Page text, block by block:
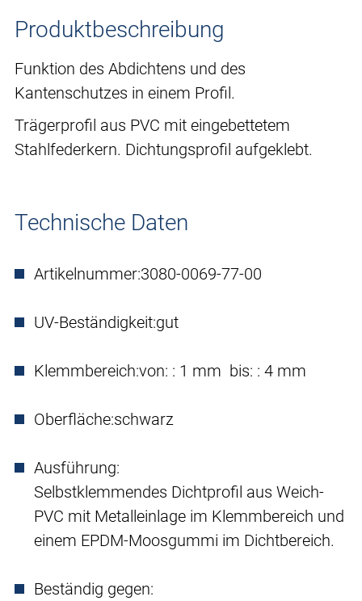
Produktbeschreibung
Funktion des Abdichtens und des
Kantenschutzes in einem Profil.
Trägerprofil aus PVC mit eingebettetem
Stahlfederkern. Dichtungsprofil aufgeklebt.
Technische Daten
Artikelnummer:3080-0069-77-00
UV-Beständigkeit:gut
Klemmbereich:von: : 1 mm bis: : 4 mm
Oberfläche:schwarz
Ausführung:
Selbstklemmendes Dichtprofil aus Weich-
PVC mit Metalleinlage im Klemmbereich und
einem EPDM-Moosgummi im Dichtbereich.
Beständig gegen: